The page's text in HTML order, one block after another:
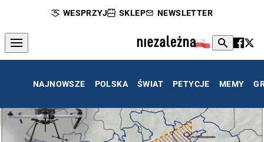
WESPRZYJ SKLEP NEWSLETTER
NAJNOWSZE POLSKA ŚWIAT PETYCJE MEMY